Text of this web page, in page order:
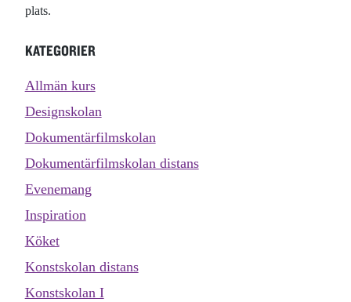
plats.
KATEGORIER
Allmän kurs
Designskolan
Dokumentärfilmskolan
Dokumentärfilmskolan distans
Evenemang
Inspiration
Köket
Konstskolan distans
Konstskolan I